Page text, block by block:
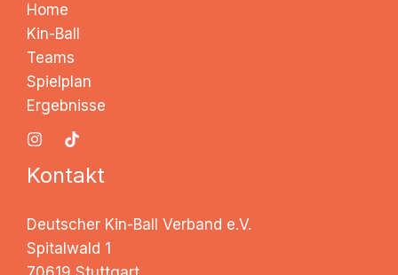
Home
Kin-Ball
Teams
Spielplan
Ergebnisse
Kontakt
Deutscher Kin-Ball Verband e.V.
Spitalwald 1